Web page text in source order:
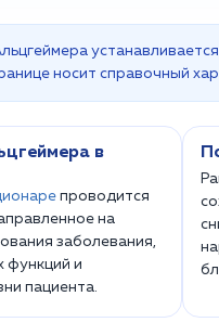
носит справочный
в
проводится
на
заболевания,
функций и
пациента.